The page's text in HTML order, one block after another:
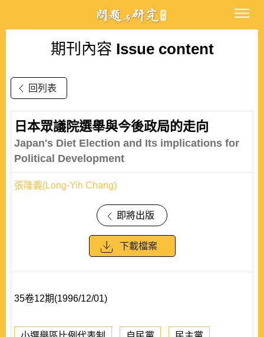
期刊內容 Issue content
回列表
日本眾議院選舉與今後政局的走向
Japan's Diet Election and Its implications for
Political Development
張隆義(Long-Yih Chang)
即將出版
下載檔案
35卷12期(1996/12/01)